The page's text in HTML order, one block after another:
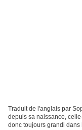
Traduit de l'anglais par
depuis sa naissance,
donc toujours grandi dans